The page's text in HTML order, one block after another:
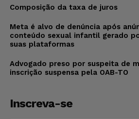
Composição da taxa de juros
Meta é alvo de denúncia após
conteúdo sexual infantil gerado
suas plataformas
Advogado preso por suspeita de
inscrição suspensa pela OAB-TO
Inscreva-se